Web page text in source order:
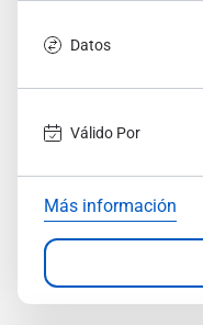
Datos
Válido Por
Más información